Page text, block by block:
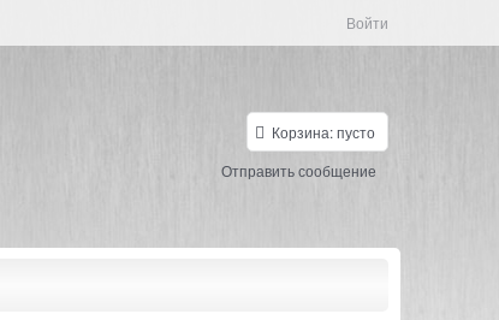
Войти
Корзина:пусто
Отправить сообщение